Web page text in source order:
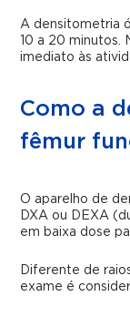
A densitometria
10 a 20
imediato às
Como a
fêmur
O aparelho de
DXA ou DEXA
em baixa dose
Diferente de
exame é